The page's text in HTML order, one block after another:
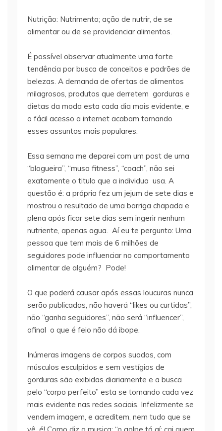
Nutrição: Nutrimento; ação de nutrir, de se
alimentar ou de se providenciar alimentos.
É possível observar atualmente uma forte
tendência por busca de conceitos e padrões de
belezas. A demanda de ofertas de alimentos
milagrosos, produtos que derretem gorduras e
dietas da moda esta cada dia mais evidente, e
o fácil acesso a internet acabam tornando
esses assuntos mais populares.
Essa semana me deparei com um post de uma
“blogueira”, “musa fitness”, “coach”, não sei
exatamente o titulo que a individua usa. A
questão é: a própria fez um jejum de sete dias e
mostrou o resultado de uma barriga chapada e
plena após ficar sete dias sem ingerir nenhum
nutriente, apenas agua. Aí eu te pergunto: Uma
pessoa que tem mais de 6 milhões de
seguidores pode influenciar no comportamento
alimentar de alguém? Pode!
O que poderá causar após essas loucuras nunca
serão publicadas, não haverá “likes ou curtidas”,
não “ganha seguidores”, não será “influencer”,
afinal o que é feio não dá ibope.
Inúmeras imagens de corpos suados, com
músculos esculpidos e sem vestígios de
gorduras são exibidas diariamente e a busca
pelo “corpo perfeito” esta se tornando cada vez
mais evidente nas redes sociais. Infelizmente se
vendem imagem, e acreditem, nem tudo que se